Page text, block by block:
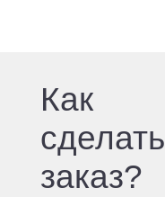
Как
сделать
заказ?